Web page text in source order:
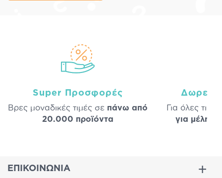
Super Προσφορές
Βρες μοναδικές τιμές σε πάνω από
20.000 προϊόντα
Δωρεάν
Για όλες τις
για μέλη
ΕΠΙΚΟΙΝΩΝΙΑ